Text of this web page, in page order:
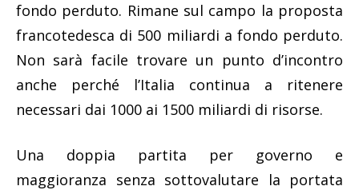
fondo perduto. Rimane sul campo la proposta
francotedesca di 500 miliardi a fondo perduto.
Non sarà facile trovare un punto d’incontro
anche perché l’Italia continua a ritenere
necessari dai 1000 ai 1500 miliardi di risorse.
Una doppia partita per governo e
maggioranza senza sottovalutare la portata